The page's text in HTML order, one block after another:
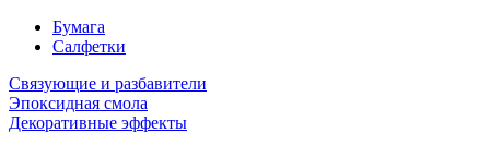
Бумага
Салфетки
Связующие и разбавители
Эпоксидная смола
Декоративные эффекты